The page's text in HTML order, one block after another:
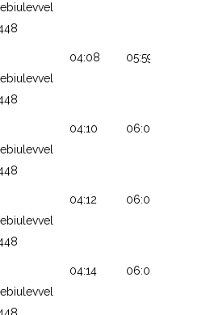
04:08 05:59
04:10 06:00
04:12 06:02
04:14 06:03